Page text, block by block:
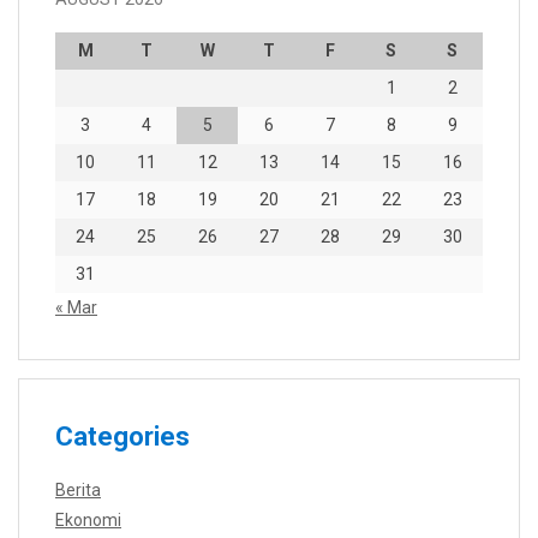
M T W T F S
S
1
2
3
4 5 6 7 8
9
10
11 12 13 14 15
16
17
18 19 20 21 22
23
24
25 26 27 28 29
30
31
« Mar
Categories
Berita
Ekonomi